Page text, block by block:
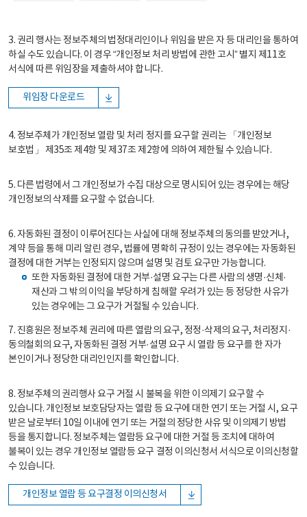
3. 권리 행사는 정보주체의 법정대리인이나 위임을 받은 자 등 대리인을 통하여
하실 수도 있습니다. 이 경우 “개인정보 처리 방법에 관한 고시” 별지 제11호
서식에 따른 위임장을 제출하셔야 합니다.
위임장 다운로드
4. 정보주체가 개인정보 열람 및 처리 정지를 요구할 권리는 「개인정보
보호법」 제35조 제4항 및 제37조 제2항에 의하여 제한될 수 있습니다.
5. 다른 법령에서 그 개인정보가 수집 대상으로 명시되어 있는 경우에는 해당
개인정보의 삭제를 요구할 수 없습니다.
6. 자동화된 결정이 이루어진다는 사실에 대해 정보주체의 동의를 받았거나,
계약 등을 통해 미리 알린 경우, 법률에 명확히 규정이 있는 경우에는 자동화된
결정에 대한 거부는 인정되지 않으며 설명 및 검토 요구만 가능합니다.
또한 자동화된 결정에 대한 거부·설명 요구는 다른 사람의 생명·신체·
재산과 그 밖의 이익을 부당하게 침해할 우려가 있는 등 정당한 사유가
있는 경우에는 그 요구가 거절될 수 있습니다.
7. 진흥원은 정보주체 권리에 따른 열람의 요구, 정정·삭제의 요구, 처리정지·
동의철회의 요구, 자동화된 결정 거부·설명 요구 시 열람 등 요구를 한 자가
본인이거나 정당한 대리인인지를 확인합니다.
8. 정보주체의 권리행사 요구 거절 시 불복을 위한 이의제기 요구할 수
있습니다. 개인정보 보호담당자는 열람 등 요구에 대한 연기 또는 거절 시, 요구
받은 날로부터 10일 이내에 연기 또는 거절의 정당한 사유 및 이의제기 방법
등을 통지합니다. 정보주체는 열람등 요구에 대한 거절 등 조치에 대하여
불복이 있는 경우 개인정보 열람등 요구 결정 이의신청서 서식으로 이의신청할
수 있습니다.
개인정보 열람 등 요구결정 이의신청서